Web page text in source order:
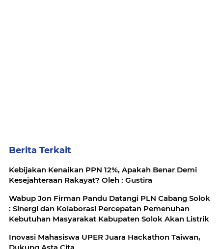
Berita Terkait
Kebijakan Kenaikan PPN 12%, Apakah Benar Demi
Kesejahteraan Rakayat? Oleh : Gustira
Wabup Jon Firman Pandu Datangi PLN Cabang Solok
: Sinergi dan Kolaborasi Percepatan Pemenuhan
Kebutuhan Masyarakat Kabupaten Solok Akan Listrik
Inovasi Mahasiswa UPER Juara Hackathon Taiwan,